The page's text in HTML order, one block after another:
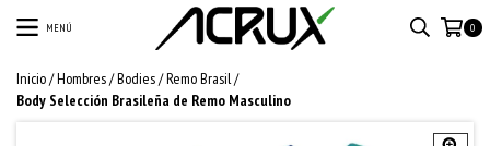
MENÚ 0
Inicio/Hombres/Bodies/Remo Brasil/
Body Selección Brasileña de Remo Masculino